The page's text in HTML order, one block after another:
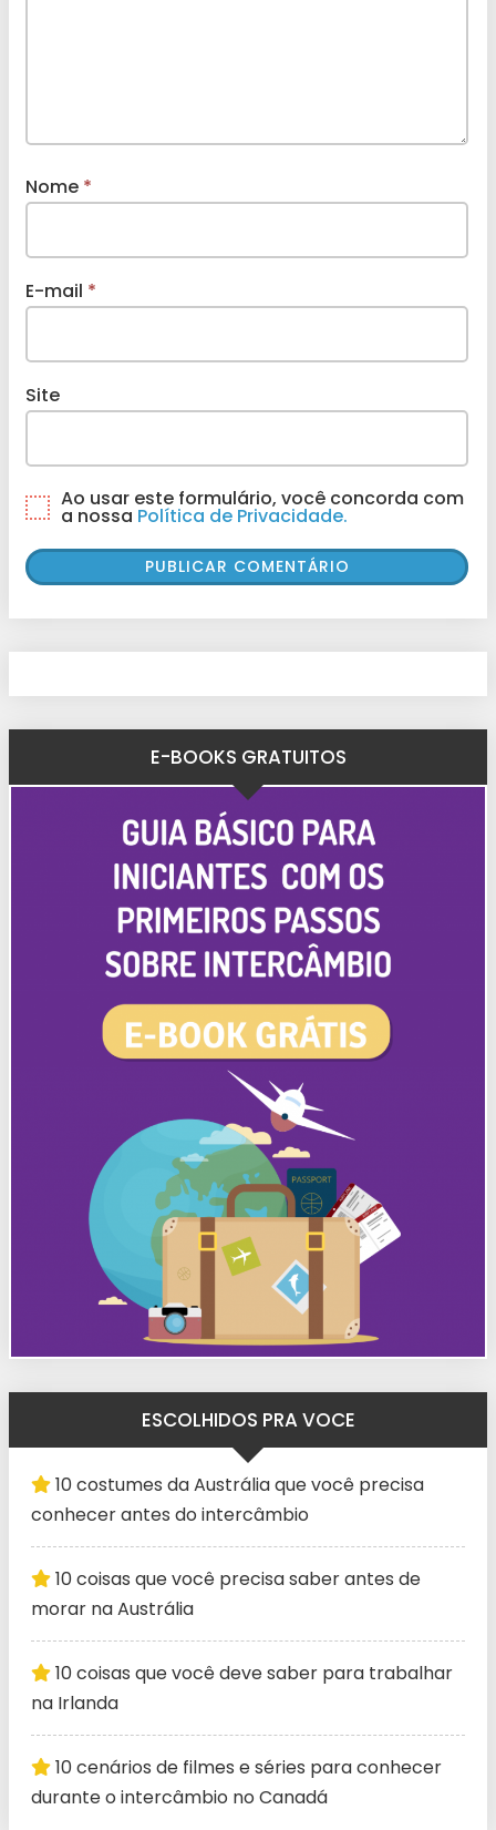
Nome *
E-mail *
Site
Ao usar este formulário, você concorda com
a nossa Política de Privacidade.
E-BOOKS GRATUITOS
ESCOLHIDOS PRA VOCE
10 costumes da Austrália que você precisa
conhecer antes do intercâmbio
10 coisas que você precisa saber antes de
morar na Austrália
10 coisas que você deve saber para trabalhar
na Irlanda
10 cenários de filmes e séries para conhecer
durante o intercâmbio no Canadá